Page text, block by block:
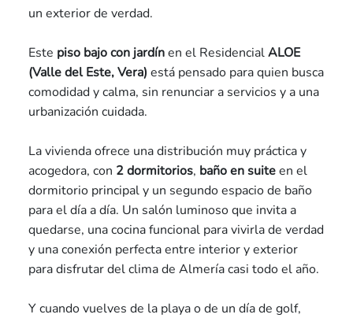
un exterior de verdad.
Este piso bajo con jardínen el ResidencialALOE
(Valle del Este, Vera) está pensado para quien busca
comodidad y calma, sin renunciar a servicios y a una
urbanización cuidada.
La vivienda ofrece una distribución muy práctica y
acogedora, con 2 dormitorios, baño en suiteen el
dormitorio principal y un segundo espacio de baño
para el día a día. Un salón luminoso que invita a
quedarse, una cocina funcional para vivirla de verdad
y una conexión perfecta entre interior y exterior
para disfrutar del clima de Almería casi todo el año.
Y cuando vuelves de la playa o de un día de golf,